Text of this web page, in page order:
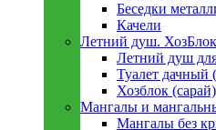
Беседки
Качели
Летний душ.
Летний душ
Туалет дачный
Хозблок (сарай)
Мангалы и
Мангалы без